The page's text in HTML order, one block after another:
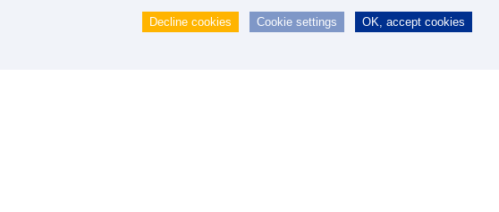
OK, accept cookies
Cookie settings
Decline cookies